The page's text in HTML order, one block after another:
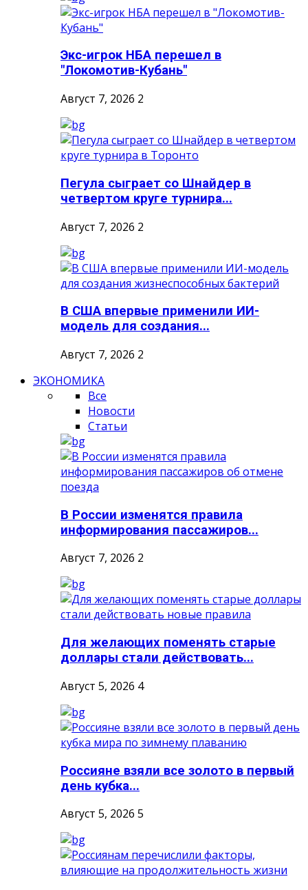
Экс-игрок НБА перешел в
"Локомотив-Кубань"
Август 7, 2026 2
Пегула сыграет со Шнайдер в
четвертом круге турнира...
Август 7, 2026 2
В США впервые применили ИИ-
модель для создания...
Август 7, 2026 2
ЭКОНОМИКА
Все
Новости
Статьи
В России изменятся правила
информирования пассажиров...
Август 7, 2026 2
Для желающих поменять старые
доллары стали действовать...
Август 5, 2026 4
Россияне взяли все золото в первый
день кубка...
Август 5, 2026 5